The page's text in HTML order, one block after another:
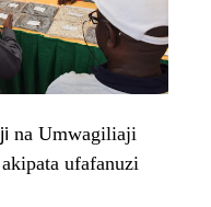
na Umwagiliaji
ufafanuzi